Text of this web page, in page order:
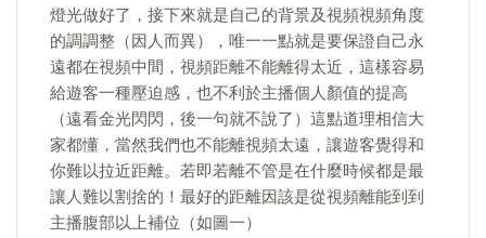
燈光做好了，接下來就是自己的背景及視頻視頻角度
的調調整（因人而異），唯一一點就是要保證自己永
遠都在視頻中間，視頻距離不能離得太近，這樣容易
給遊客一種壓迫感，也不利於主播個人顏值的提高
（遠看金光閃閃，後一句就不說了）這點道理相信大
家都懂，當然我們也不能離視頻太遠，讓遊客覺得和
你難以拉近距離。若即若離不管是在什麼時候都是最
讓人難以割捨的！最好的距離因該是從視頻離能到到
主播腹部以上補位（如圖一）